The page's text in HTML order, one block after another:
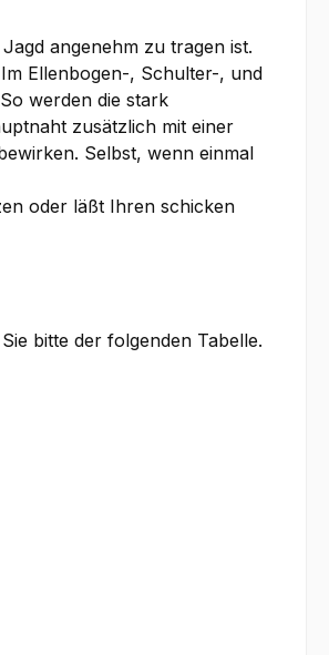
angenehm zu tragen ist.
Ellenbogen-, Schulter-, und
werden die stark
zusätzlich mit einer
Selbst, wenn einmal
oder läßt Ihren schicken
bitte der folgenden Tabelle.